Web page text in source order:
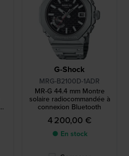
G-Shock
MRG-B2100D-1ADR
MR-G 44.4 mm Montre
solaire radiocommandée à
connexion Bluetooth
4 200,00 €
● En stock